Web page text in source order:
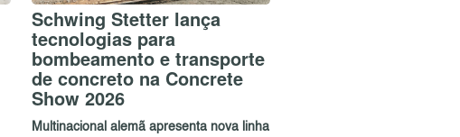
Schwing Stetter lança
tecnologias para
bombeamento e transporte
de concreto na Concrete
Show 2026
Multinacional alemã apresenta nova linha